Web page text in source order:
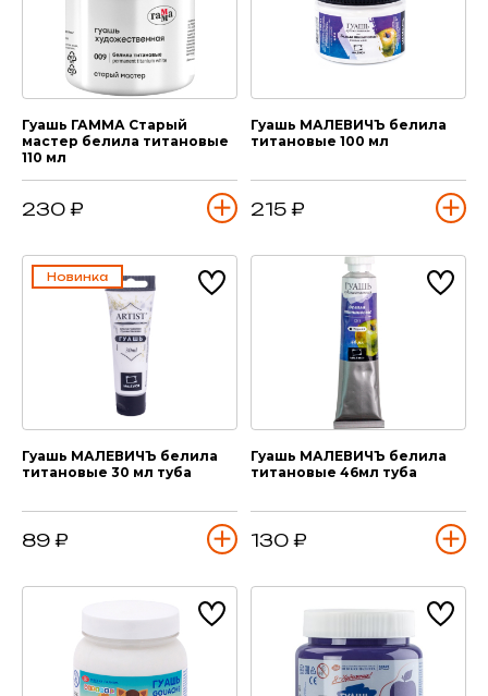
Гуашь ГАММА Старый
мастер белила титановые
110 мл
230 ₽
Гуашь МАЛЕВИЧЪ белила
титановые 100 мл
215 ₽
Новинка
Гуашь МАЛЕВИЧЪ белила
титановые 30 мл туба
89 ₽
Гуашь МАЛЕВИЧЪ белила
титановые 46мл туба
130 ₽